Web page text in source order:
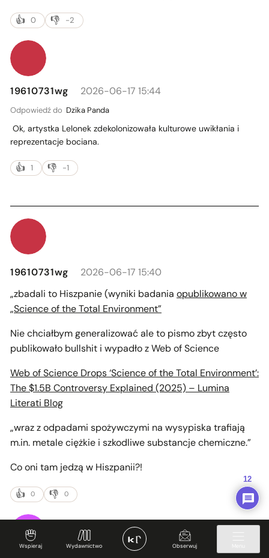
Wspieraj Wydawnictwo Obserwuj
0 -2
19610731wg 2026-06-17 15:44
Odpowiedź do Dzika Panda
Ok, artystka Lelonek zdekolonizowała kulturowe uwikłania i
reprezentacje bociana.
1 -1
19610731wg
2026-06-17 15:40
„zbadali to Hiszpanie (wyniki badania opublikowano w
„Science of the Total Environment”
Nie chciałbym generalizować ale to pismo zbyt często
publikowało bullshit i wypadło z Web of Science
Web of Science Drops ‘Science of the Total Environment’:
The $1.5B Controversy Explained (2025) – Lumina
Literati Blog
„wraz z odpadami spożywczymi na wysypiska trafiają
m.in. metale ciężkie i szkodliwe substancje chemiczne.”
Co oni tam jedzą w Hiszpanii?!
0 0
12